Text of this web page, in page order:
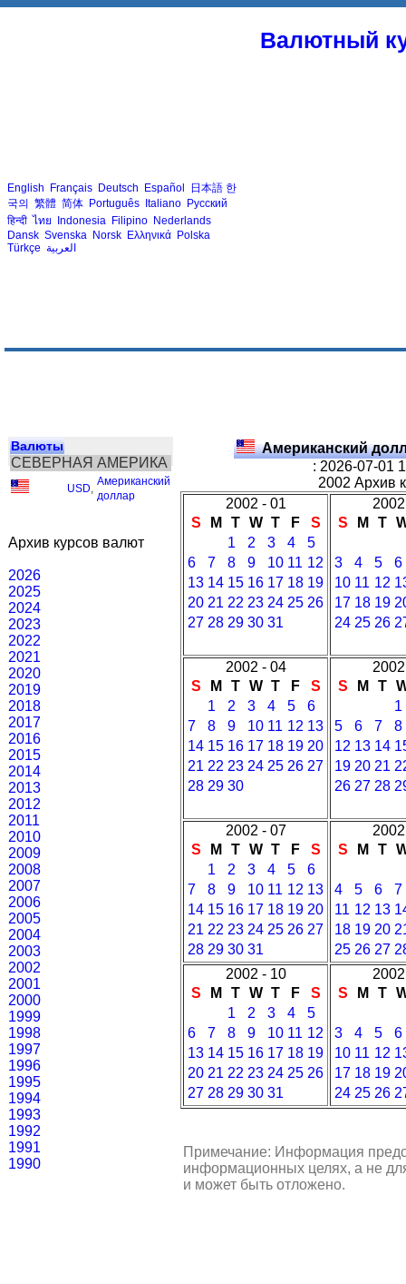
Валютный
English Français Deutsch Español 日本語 한
국의 繁體 简体 Português Italiano Русский
हिन्दी ไทย Indonesia Filipino Nederlands
Dansk Svenska Norsk Ελληνικά Polska
Türkçe العربية
Валюты
СЕВЕРНАЯ АМЕРИКА
USD
Американский
доллар
Архив курсов валют
2026
2025
2024
2023
2022
2021
2020
2019
2018
2017
2016
2015
2014
2013
2012
2011
2010
2009
2008
2007
2006
2005
2004
2003
2002
2001
2000
1999
1998
1997
1996
1995
1994
1993
1992
1991
1990
Американский
: 2026-07-01
2002 Архив
2002 - 01
S
M T W T F
S
1
2 3 4
5
6
7 8 9 10 11 12
13 14 15 16 17 18 19
20 21 22 23 24 25 26
27 28 29 30 31
S
M T
3 4 5
6
10 11 12
17 18 19
24 25 26
2002 - 04
S
M T W T F
S
1
2 3 4 5
6
7
8 9 10 11 12 13
14 15 16 17 18 19 20
21 22 23 24 25 26 27
28 29 30
S
M T
1
5
6 7
8
12 13 14
19 20 21
26 27 28
2002 - 07
S
M T W T F
S
1
2 3 4 5
6
7
8 9 10 11 12 13
14 15 16 17 18 19 20
21 22 23 24 25 26 27
28 29 30 31
S
M T
4 5 6
7
11 12 13
18 19 20
25 26 27
2002 - 10
S
M T W T F
S
1
2 3 4
5
6
7 8 9 10 11 12
13 14 15 16 17 18 19
20 21 22 23 24 25 26
27 28 29 30 31
S
M T
3 4 5
6
10 11 12
17 18 19
24 25 26
Примечание: Информация
информационных целях, а не
и может быть отложено.